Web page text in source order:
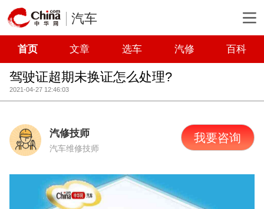
汽车
首页 文章 选车 汽修 百科
驾驶证超期未换证怎么处理?
2021-04-27 12:46:03
汽修技师
汽车维修技师
我要咨询